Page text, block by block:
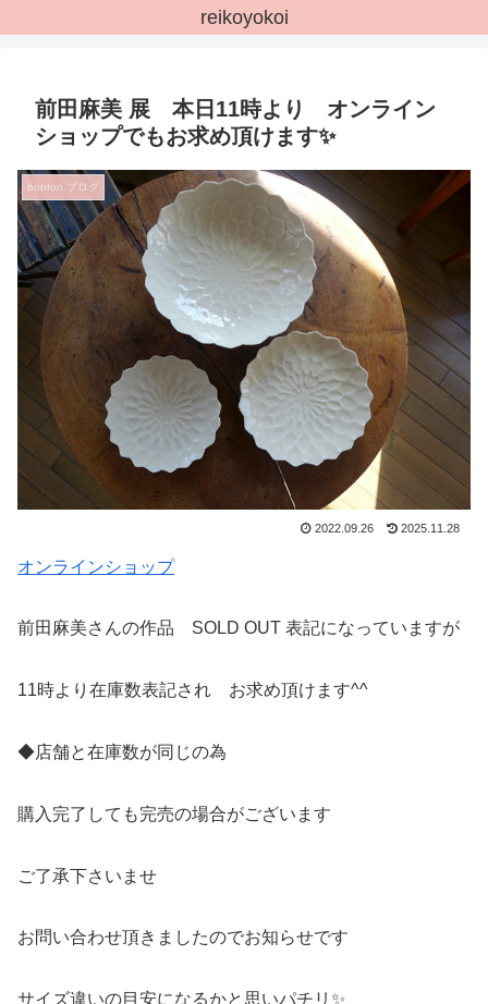
reikoyokoi
前田麻美 展 本日11時より オンライン
ショップでもお求め頂けます✨
bonton.ブログ
2022.09.26 2025.11.28
オンラインショップ
前田麻美さんの作品 SOLD OUT 表記になっていますが
11時より在庫数表記され お求め頂けます^^
◆店舗と在庫数が同じの為
購入完了しても完売の場合がございます
ご了承下さいませ
お問い合わせ頂きましたのでお知らせです
サイズ違いの目安になるかと思いパチリ✨